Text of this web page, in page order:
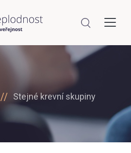
Stejné krevní skupiny